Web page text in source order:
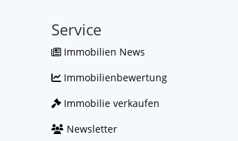
Service
Immobilien News
Immobilienbewertung
Immobilie verkaufen
Newsletter